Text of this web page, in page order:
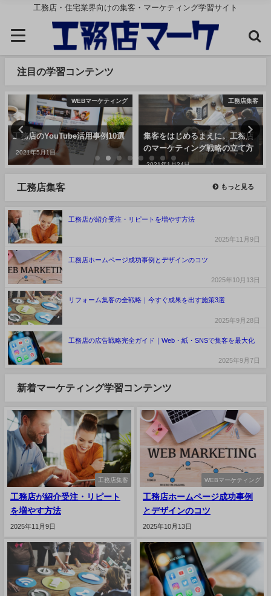
工務店・住宅業界向けの集客・マーケティング学習サイト
注目の学習コンテンツ
WEBマーケティング
工務店のYouTube活用事例10選
2021年5月1日
工務店集客
集客をはじめるまえに。工務店
のマーケティング戦略の立て方
2021年1月24日
工務店集客 もっと見る
2025年11月9日
工務店が紹介受注・リピートを増やす方法
2025年10月13日
工務店ホームページ成功事例とデザインのコツ
2025年9月28日
リフォーム集客の全戦略｜今すぐ成果を出す施策3選
2025年9月7日
工務店の広告戦略完全ガイド｜Web・紙・SNSで集客を最大化
新着マーケティング学習コンテンツ
工務店集客
工務店が紹介受注・リピート
を増やす方法
2025年11月9日
WEBマーケティング
工務店ホームページ成功事例
とデザインのコツ
2025年10月13日